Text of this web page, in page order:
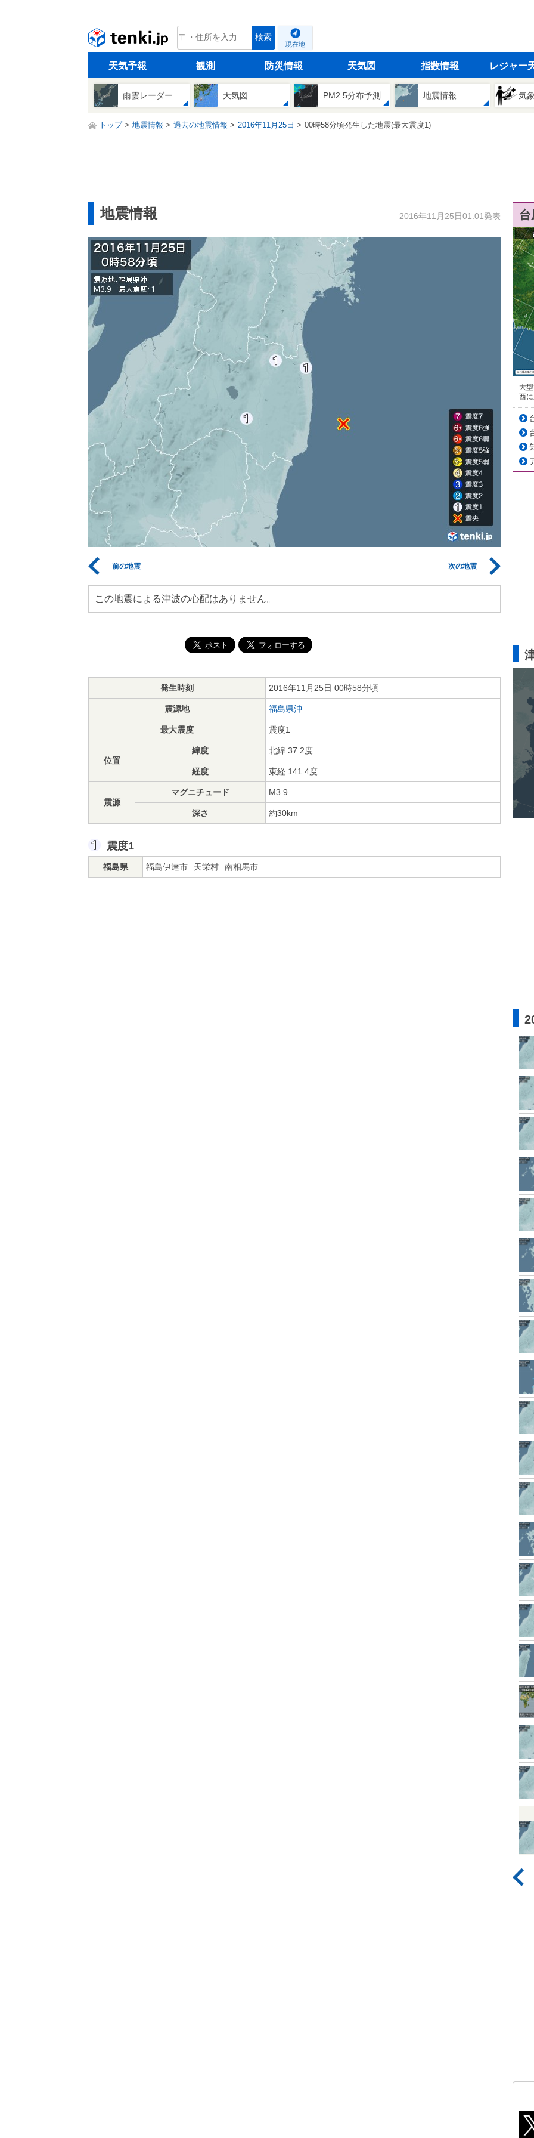
tenki.jp 検索
現在地
天気予報 観測 防災情報 天気図 指数情報 レジャー
雨雲レーダー 天気図 PM2.5分布予測 地震情報 気
トップ 地震情報 過去の地震情報 2016年11月25日 00時58分頃発生した地震(最大震度1)
地震情報 2016年11月25日01:01発表
前の地震 次の地震
この地震による津波の心配はありません。
発生時刻 2016年11月25日 00時58分頃
震源地 福島県沖
最大震度 震度1
位置
緯度 北緯 37.2度
経度 東経 141.4度
震源
マグニチュード M3.9
深さ 約30km
震度1
福島県 福島伊達市 天栄村 南相馬市
大
西